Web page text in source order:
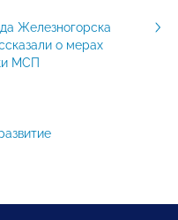
Железногорска
о мерах
МСП